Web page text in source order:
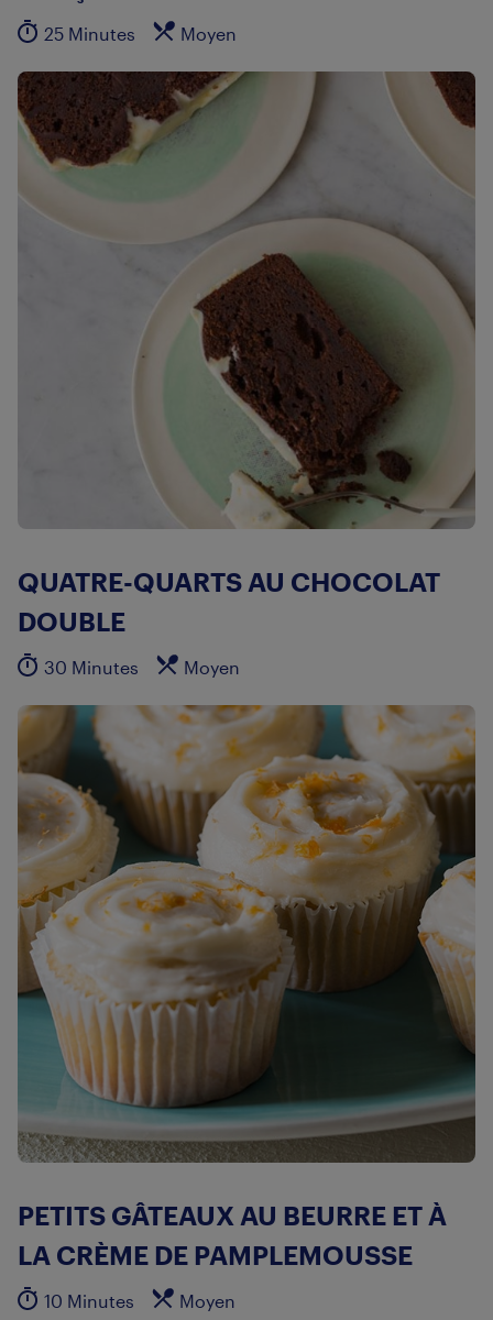
25 Minutes Moyen
QUATRE-QUARTS AU CHOCOLAT
DOUBLE
30 Minutes Moyen
PETITS GÂTEAUX AU BEURRE ET À
LA CRÈME DE PAMPLEMOUSSE
10 Minutes Moyen